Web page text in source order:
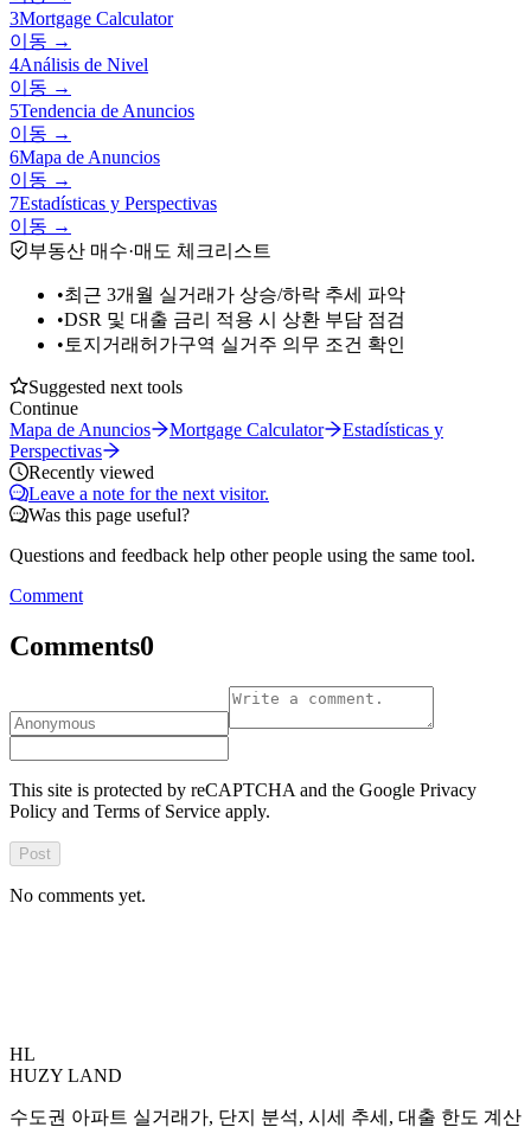
3Mortgage Calculator
이동 →
4Análisis de Nivel
이동 →
5Tendencia de Anuncios
이동 →
6Mapa de Anuncios
이동 →
7Estadísticas y Perspectivas
이동 →
부동산 매수·매도 체크리스트
•최근 3개월 실거래가 상승/하락 추세 파악
•DSR 및 대출 금리 적용 시 상환 부담 점검
• 토지거래허가구역 실거주 의무 조건 확인
Suggested next tools
Continue
Mapa de Anuncios
Mortgage Calculator
Estadísticas y
Perspectivas
Recently viewed
Leave a note for the next visitor.
Was this page useful?
Questions and feedback help other people using the same tool.
Comment
Comments0
This site is protected by reCAPTCHA and the Google Privacy
Policy and Terms of Service apply.
Post
No comments yet.
HL
HUZY LAND
수도권 아파트 실거래가, 단지 분석, 시세 추세, 대출 한도 계산